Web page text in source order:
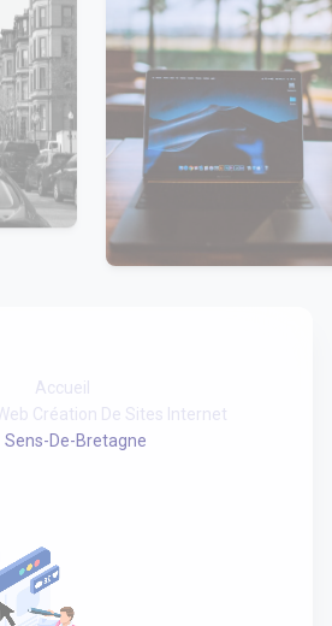
Accueil
Création De Sites Internet
Sens-De-Bretagne